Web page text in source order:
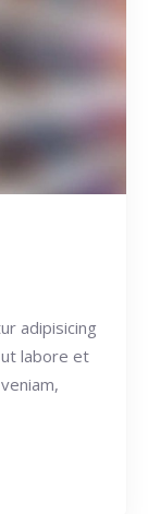
adipisicing
labore et